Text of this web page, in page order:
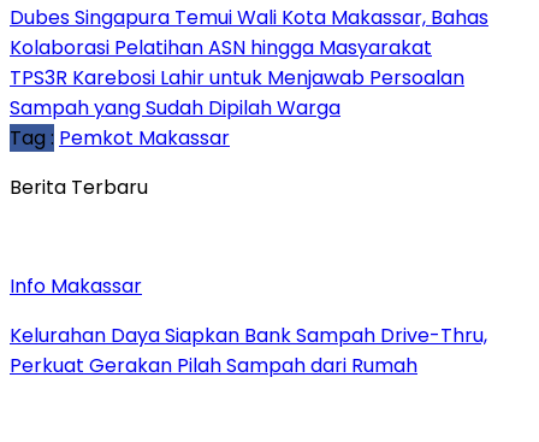
Dubes Singapura Temui Wali Kota Makassar, Bahas
Kolaborasi Pelatihan ASN hingga Masyarakat
TPS3R Karebosi Lahir untuk Menjawab Persoalan
Sampah yang Sudah Dipilah Warga
Tag : Pemkot Makassar
Berita Terbaru
Info Makassar
Kelurahan Daya Siapkan Bank Sampah Drive-Thru,
Perkuat Gerakan Pilah Sampah dari Rumah